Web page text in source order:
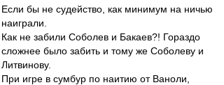
Если бы не судейство, как минимум на ничью
наиграли.
Как не забили Соболев и Бакаев?! Гораздо
сложнее было забить и тому же Соболеву и
Литвинову.
При игре в сумбур по наитию от Ваноли,